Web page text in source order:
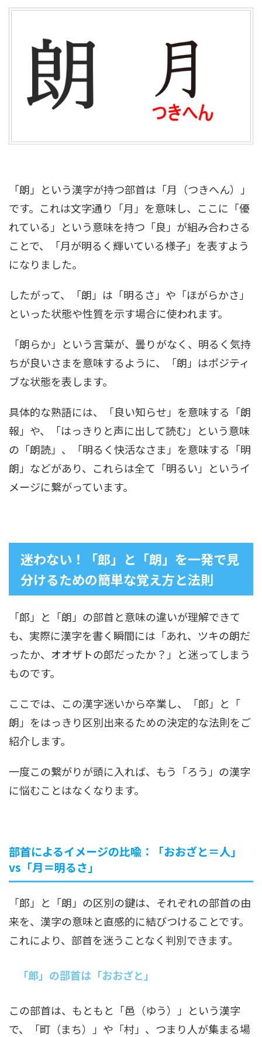
「朗」という漢字が持つ部首は「月（つきへん）」
です。これは文字通り「月」を意味し、ここに「優
れている」という意味を持つ「良」が組み合わさる
ことで、「月が明るく輝いている様子」を表すよう
になりました。
したがって、「朗」は「明るさ」や「ほがらかさ」
といった状態や性質を示す場合に使われます。
「朗らか」という言葉が、曇りがなく、明るく気持
ちが良いさまを意味するように、「朗」はポジティ
ブな状態を表します。
具体的な熟語には、「良い知らせ」を意味する「朗
報」や、「はっきりと声に出して読む」という意味
の「朗読」、「明るく快活なさま」を意味する「明
朗」などがあり、これらは全て「明るい」というイ
メージに繋がっています。
迷わない！「郎」と「朗」を一発で見
分けるための簡単な覚え方と法則
「郎」と「朗」の部首と意味の違いが理解できて
も、実際に漢字を書く瞬間には「あれ、ツキの朗だ
ったか、オオザトの郎だったか？」と迷ってしまう
ものです。
ここでは、この漢字迷いから卒業し、「郎」と「
朗」をはっきり区別出来るための決定的な法則をご
紹介します。
一度この繋がりが頭に入れば、もう「ろう」の漢字
に悩むことはなくなります。
部首によるイメージの比喩：「おおざと＝人」
vs「月＝明るさ」
「郎」と「朗」の区別の鍵は、それぞれの部首の由
来を、漢字の意味と直感的に結びつけることです。
これにより、部首を迷うことなく判別できます。
「郎」の部首は「おおざと」
この部首は、もともと「邑（ゆう）」という漢字
で、「町（まち）」や「村」、つまり人が集まる場